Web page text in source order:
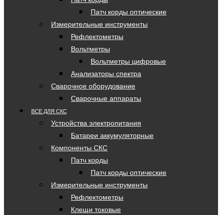
Патч корды оптические
Измерительные инструменты
Рефлектометры
Вольтметры
Вольтметры цифровые
Анализаторы спектра
Сварочное оборудование
Сварочные аппараты
ВСЕ ДЛЯ СКС
Устройства электропитания
Батареи аккумуляторные
Компоненты СКС
Патч корды
Патч корды оптические
Измерительные инструменты
Рефлектометры
Клещи токовые